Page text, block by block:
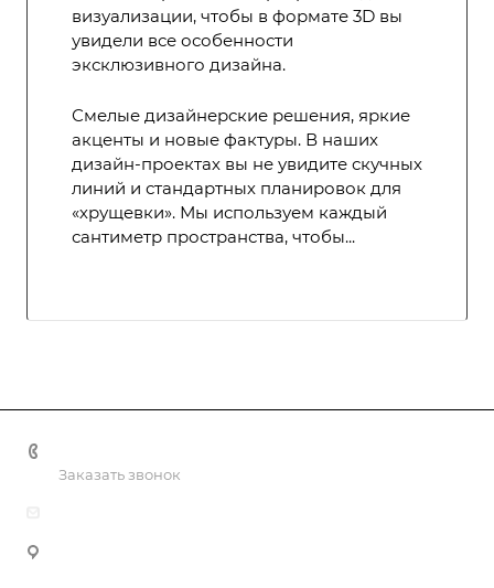
визуализации, чтобы в формате 3D вы
увидели все особенности
эксклюзивного дизайна.
Смелые дизайнерские решения, яркие
акценты и новые фактуры. В наших
дизайн-проектах вы не увидите скучных
линий и стандартных планировок для
«хрущевки». Мы используем каждый
сантиметр пространства, чтобы...
Заказать звонок